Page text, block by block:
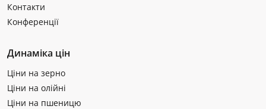
Контакти
Конференції
Динаміка цін
Ціни на зерно
Ціни на олійні
Ціни на пшеницю